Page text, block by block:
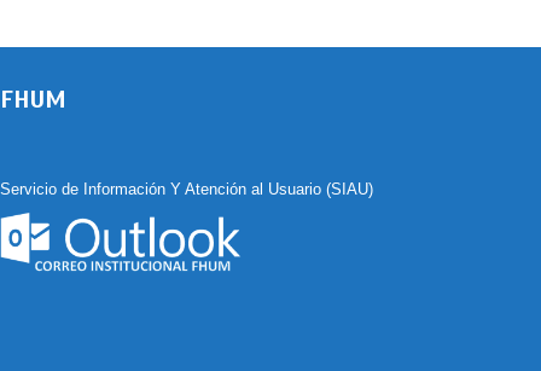
FHUM
Servicio de Información Y Atención al Usuario (SIAU)